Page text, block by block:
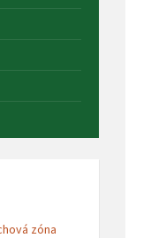
zóna